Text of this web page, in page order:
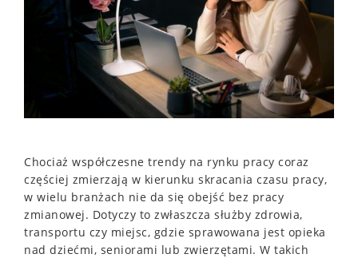
Chociaż współczesne trendy na rynku pracy coraz
częściej zmierzają w kierunku skracania czasu pracy,
w wielu branżach nie da się obejść bez pracy
zmianowej. Dotyczy to zwłaszcza służby zdrowia,
transportu czy miejsc, gdzie sprawowana jest opieka
nad dziećmi, seniorami lub zwierzętami. W takich